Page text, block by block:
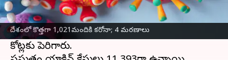
దేశంలో కొత్తగా 1,021మందికి కరోనా; 4 మరణాలు
దేశంలో గత 24 గంటల్లో 1,021కరోనా కొత్త కేసులు
నమోదైనట్లు కేంద్ర ఆరోగ్య మంత్రిత్వ శాఖ బుధవారం
తెలిపింది. తాజా కేసులతో మొత్తం బాధితులు 4.49
కోట్లకు పెరిగారు.